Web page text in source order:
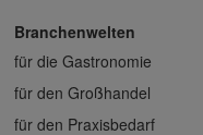
Branchenwelten
für die Gastronomie
für den Großhandel
für den Praxisbedarf